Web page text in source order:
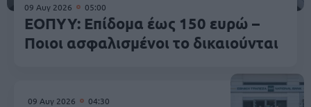
09 Αυγ 2026 05:00
ΕΟΠΥΥ: Επίδομα έως 150 ευρώ –
Ποιοι ασφαλισμένοι το δικαιούνται
09 Αυγ 2026 04:30